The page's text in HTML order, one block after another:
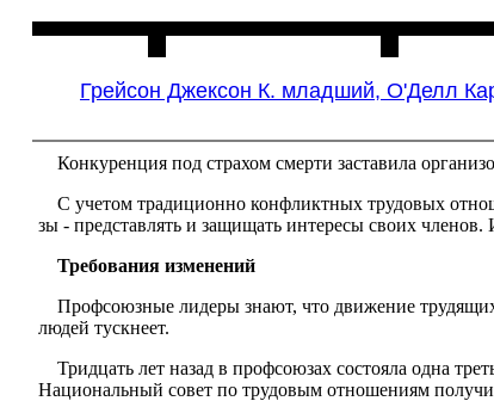
Грейсон Джексон К. младший, О'Делл
Конкуренция под страхом смерти заставила
С учетом традиционно конфликтных трудовых
зы - представлять и защищать интересы своих
Требования изменений
Профсоюзные лидеры знают, что движение
людей тускнеет.
Тридцать лет назад в профсоюзах состояла одна
Национальный совет по трудовым отношениям